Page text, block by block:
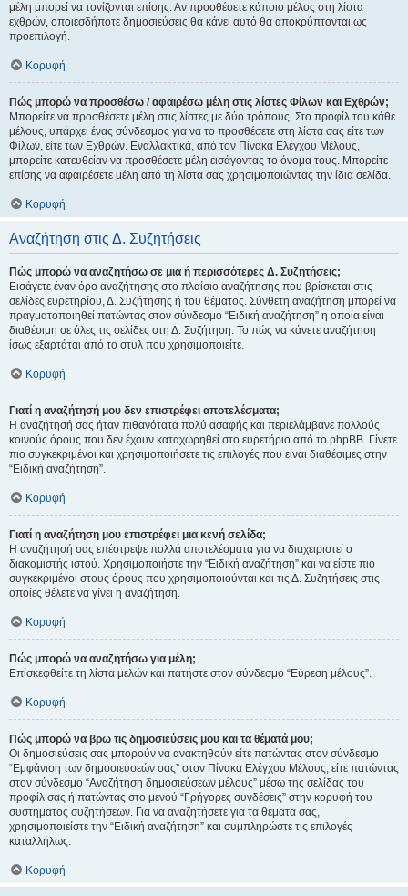
μέλη μπορεί να τονίζονται επίσης. Αν προσθέσετε κάποιο μέλος στη λίστα
εχθρών, οποιεσδήποτε δημοσιεύσεις θα κάνει αυτό θα αποκρύπτονται ως
προεπιλογή.
Κορυφή
Πώς μπορώ να προσθέσω / αφαιρέσω μέλη στις λίστες Φίλων και Εχθρών;
Μπορείτε να προσθέσετε μέλη στις λίστες με δύο τρόπους. Στο προφίλ του κάθε
μέλους, υπάρχει ένας σύνδεσμος για να το προσθέσετε στη λίστα σας είτε των
Φίλων, είτε των Εχθρών. Εναλλακτικά, από τον Πίνακα Ελέγχου Μέλους,
μπορείτε κατευθείαν να προσθέσετε μέλη εισάγοντας το όνομα τους. Μπορείτε
επίσης να αφαιρέσετε μέλη από τη λίστα σας χρησιμοποιώντας την ίδια σελίδα.
Κορυφή
Αναζήτηση στις Δ. Συζητήσεις
Πώς μπορώ να αναζητήσω σε μια ή περισσότερες Δ. Συζητήσεις;
Εισάγετε έναν όρο αναζήτησης στο πλαίσιο αναζήτησης που βρίσκεται στις
σελίδες ευρετηρίου, Δ. Συζήτησης ή του θέματος. Σύνθετη αναζήτηση μπορεί να
πραγματοποιηθεί πατώντας στον σύνδεσμο “Ειδική αναζήτηση” η οποία είναι
διαθέσιμη σε όλες τις σελίδες στη Δ. Συζήτηση. Το πώς να κάνετε αναζήτηση
ίσως εξαρτάται από το στυλ που χρησιμοποιείτε.
Κορυφή
Γιατί η αναζήτησή μου δεν επιστρέφει αποτελέσματα;
Η αναζήτησή σας ήταν πιθανότατα πολύ ασαφής και περιελάμβανε πολλούς
κοινούς όρους που δεν έχουν καταχωρηθεί στο ευρετήριο από το phpBB. Γίνετε
πιο συγκεκριμένοι και χρησιμοποιήσετε τις επιλογές που είναι διαθέσιμες στην
“Ειδική αναζήτηση”.
Κορυφή
Γιατί η αναζήτηση μου επιστρέφει μια κενή σελίδα;
Η αναζήτησή σας επέστρεψε πολλά αποτελέσματα για να διαχειριστεί ο
διακομιστής ιστού. Χρησιμοποιήστε την “Ειδική αναζήτηση” και να είστε πιο
συγκεκριμένοι στους όρους που χρησιμοποιούνται και τις Δ. Συζητήσεις στις
οποίες θέλετε να γίνει η αναζήτηση.
Κορυφή
Πώς μπορώ να αναζητήσω για μέλη;
Επίσκεφθείτε τη λίστα μελών και πατήστε στον σύνδεσμο “Εύρεση μέλους”.
Κορυφή
Πώς μπορώ να βρω τις δημοσιεύσεις μου και τα θέματά μου;
Οι δημοσιεύσεις σας μπορούν να ανακτηθούν είτε πατώντας στον σύνδεσμο
“Εμφάνιση των δημοσιεύσεών σας” στον Πίνακα Ελέγχου Μέλους, είτε πατώντας
στον σύνδεσμο “Αναζήτηση δημοσιεύσεων μέλους” μέσω της σελίδας του
προφίλ σας ή πατώντας στο μενού “Γρήγορες συνδέσεις” στην κορυφή του
συστήματος συζητήσεων. Για να αναζητήσετε για τα θέματα σας,
χρησιμοποιείστε την “Ειδική αναζήτηση” και συμπληρώστε τις επιλογές
καταλλήλως.
Κορυφή